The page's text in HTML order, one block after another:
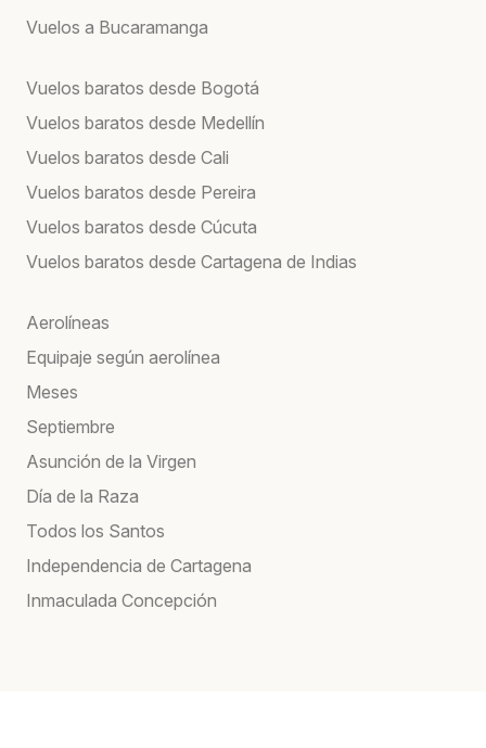
Vuelos a Bucaramanga
Vuelos baratos desde Bogotá
Vuelos baratos desde Medellín
Vuelos baratos desde Cali
Vuelos baratos desde Pereira
Vuelos baratos desde Cúcuta
Vuelos baratos desde Cartagena de Indias
Aerolíneas
Equipaje según aerolínea
Meses
Septiembre
Asunción de la Virgen
Día de la Raza
Todos los Santos
Independencia de Cartagena
Inmaculada Concepción